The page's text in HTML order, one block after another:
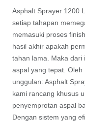
Asphalt Sprayer 1200
setiap tahapan
memasuki proses
hasil akhir apakah
tahan lama. Maka dari
aspal yang tepat.
unggulan: Asphalt
kami rancang khusus
penyemprotan aspal
Dengan sistem yang